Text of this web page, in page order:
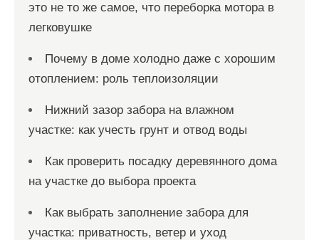
это не то же самое, что переборка мотора в
легковушке
Почему в доме холодно даже с хорошим
отоплением: роль теплоизоляции
Нижний зазор забора на влажном
участке: как учесть грунт и отвод воды
Как проверить посадку деревянного дома
на участке до выбора проекта
Как выбрать заполнение забора для
участка: приватность, ветер и уход